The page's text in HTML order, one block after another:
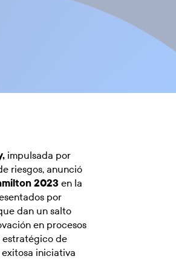
, impulsada por
riesgos, anunció
2023 en la
por
dan un salto
en procesos
estratégico de
iniciativa